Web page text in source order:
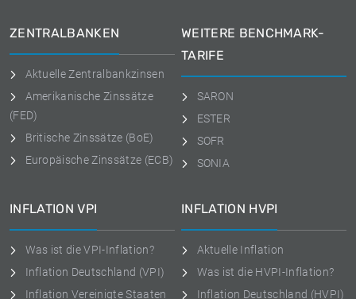
ZENTRALBANKEN
Aktuelle Zentralbankzinsen
Amerikanische Zinssätze
(FED)
Britische Zinssätze (BoE)
Europäische Zinssätze (ECB)
WEITERE BENCHMARK-
TARIFE
SARON
ESTER
SOFR
SONIA
INFLATION VPI
Was ist die VPI-Inflation?
Inflation Deutschland (VPI)
Inflation Vereinigte Staaten
INFLATION HVPI
Aktuelle Inflation
Was ist die HVPI-Inflation?
Inflation Deutschland (HVPI)